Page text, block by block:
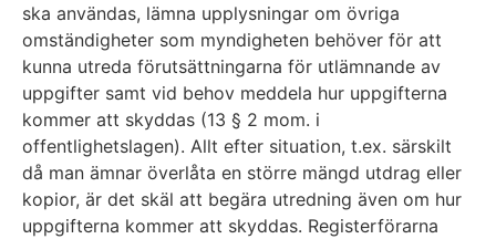
ska användas, lämna upplysningar om övriga
omständigheter som myndigheten behöver för att
kunna utreda förutsättningarna för utlämnande av
uppgifter samt vid behov meddela hur uppgifterna
kommer att skyddas (13 § 2 mom. i
offentlighetslagen). Allt efter situation, t.ex. särskilt
då man ämnar överlåta en större mängd utdrag eller
kopior, är det skäl att begära utredning även om hur
uppgifterna kommer att skyddas. Registerförarna